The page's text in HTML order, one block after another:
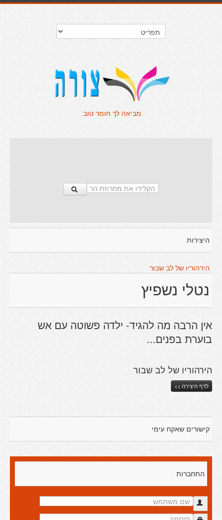
מביאה לך חומר טוב.
היצירות
הירהוריו של לב שבור
נטלי נשפיץ
אין הרבה מה להגיד- ילדה פשוטה עם אש
בוערת בפנים...
הירהוריו של לב שבור
לדף היצירה >>
קישורים שאקח עימי
התחברות